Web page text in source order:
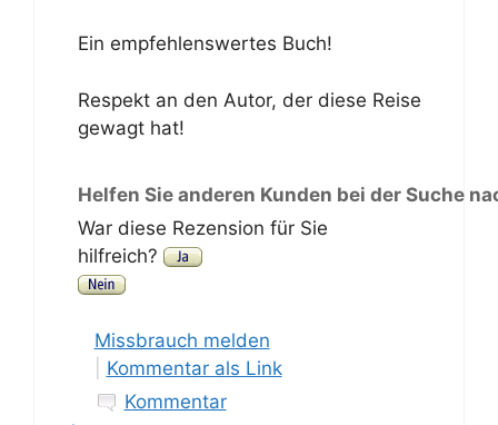
Ein empfehlenswertes Buch!
Respekt an den Autor, der diese Reise
gewagt hat!
Helfen Sie anderen Kunden bei der Suche
War diese Rezension für Sie
hilfreich?
Missbrauch melden
Kommentar als Link
Kommentar